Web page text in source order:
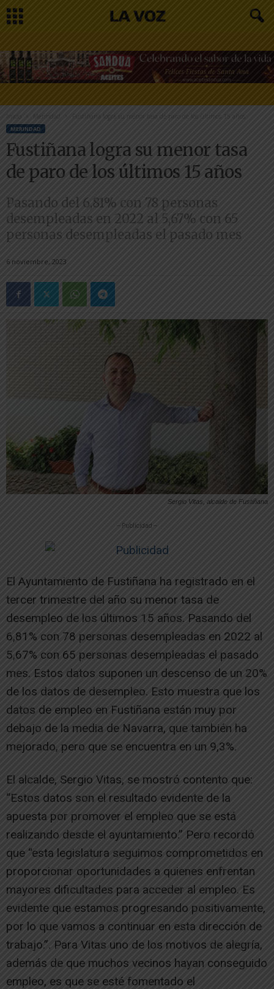
Inicio Fustiñana logra su menor tasa de paro de los últimos 15 años
MERINDAD
Fustiñana logra su menor tasa
de paro de los últimos 15 años
Pasando del 6,81% con 78 personas
desempleadas en 2022 al 5,67% con 65
personas desempleadas el pasado mes
6 noviembre, 2023
Sergio Vitas, alcalde de Fustiñana
-- Publicidad --
El Ayuntamiento de Fustiñana ha registrado en el
tercer trimestre del año su menor tasa de
desempleo de los últimos 15 años. Pasando del
6,81% con 78 personas desempleadas en 2022 al
5,67% con 65 personas desempleadas el pasado
mes. Estos datos suponen un descenso de un 20%
de los datos de desempleo. Esto muestra que los
datos de empleo en Fustiñana están muy por
debajo de la media de Navarra, que también ha
mejorado, pero que se encuentra en un 9,3%.
El alcalde, Sergio Vitas, se mostró contento que:
“Estos datos son el resultado evidente de la
apuesta por promover el empleo que se está
realizando desde el ayuntamiento.” Pero recordó
que “esta legislatura seguimos comprometidos en
proporcionar oportunidades a quienes enfrentan
mayores dificultades para acceder al empleo. Es
evidente que estamos progresando positivamente,
por lo que vamos a continuar en esta dirección de
trabajo.”. Para Vitas uno de los motivos de alegría,
además de que muchos vecinos hayan conseguido
empleo, es que se esté fomentado el